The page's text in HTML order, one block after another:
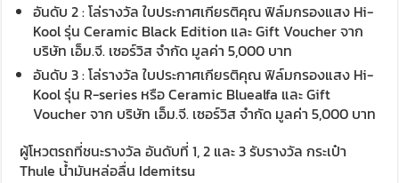
อันดับ 2 : โล่รางวัล ใบประกาศเกียรติคุณ ฟิล์มกรองแสง Hi-
Kool รุ่น Ceramic Black Edition และ Gift Voucher จาก
บริษัท เอ็ม.จี. เซอร์วิส จำกัด มูลค่า 5,000 บาท
อันดับ 3 : โล่รางวัล ใบประกาศเกียรติคุณ ฟิล์มกรองแสง Hi-
Kool รุ่น R-series หรือ Ceramic Bluealfa และ Gift
Voucher จาก บริษัท เอ็ม.จี. เซอร์วิส จำกัด มูลค่า 5,000 บาท
ผู้โหวตรถที่ชนะรางวัล อันดับที่ 1, 2 และ 3 รับรางวัล กระเป๋า
Thule น้ำมันหล่อลื่น Idemitsu